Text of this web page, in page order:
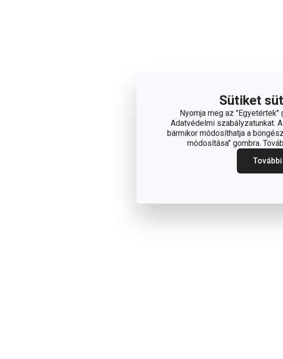
Sütiket
Nyomja meg az
Adatvédelmi szabályzatunkat.
bármikor módosíthatja a
módosítása" gombra.